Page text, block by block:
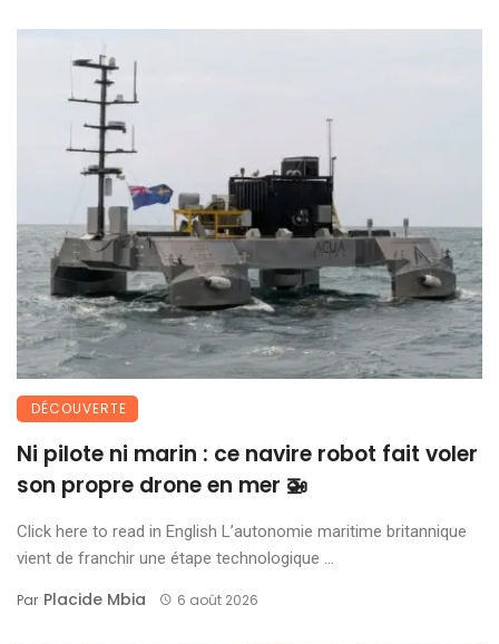
DÉCOUVERTE
Ni pilote ni marin : ce navire robot fait voler
son propre drone en mer 🚁
Click here to read in English L’autonomie maritime britannique
vient de franchir une étape technologique ...
Par Placide Mbia 6 août 2026